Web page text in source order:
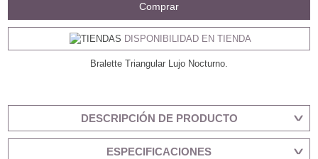
Comprar
DISPONIBILIDAD EN TIENDA
Bralette Triangular Lujo Nocturno.
DESCRIPCIÓN DE PRODUCTO
ESPECIFICACIONES